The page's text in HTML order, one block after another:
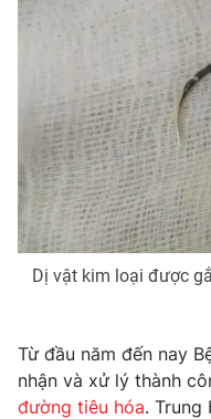
THỜI BÁO VTV
Theo dõi báo trên
Cơ quan chủ quản:Đài
Cơ quan báo chí:Thời
Giấy phép hoạt động báo
cấp ngày 29/12/2023
Phó Tổng Biên tập:
Nguyễn Trọng Ninh
Tổng đài VTV: 024.38
Dị vật kim loại được
Từ đầu năm đến nay
nhận và xử lý thành
đường tiêu hóa. Trung